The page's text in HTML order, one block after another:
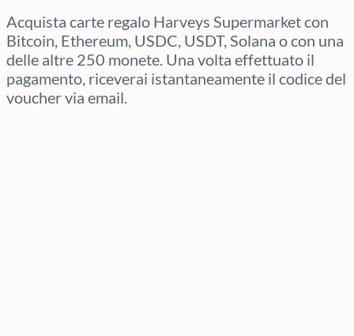
Acquista carte regalo Harveys Supermarket con
Bitcoin, Ethereum, USDC, USDT, Solana o con una
delle altre 250 monete. Una volta effettuato il
pagamento, riceverai istantaneamente il codice del
voucher via email.